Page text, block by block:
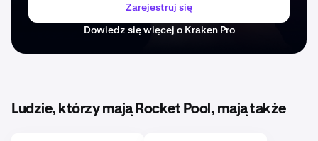
Zarejestruj się
Dowiedz się więcej o Kraken Pro
Ludzie, którzy mają Rocket Pool, mają także